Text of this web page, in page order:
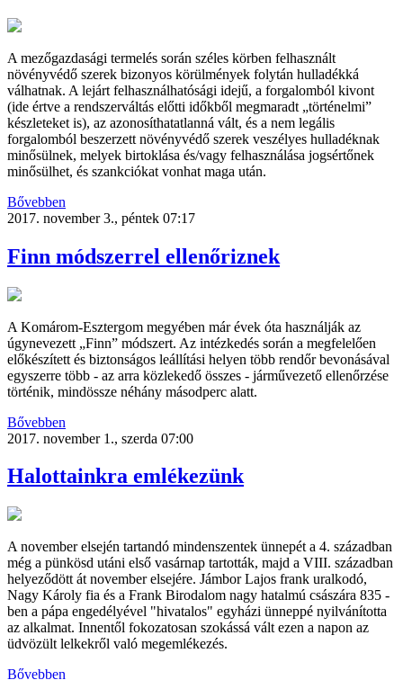
A mezőgazdasági termelés során széles körben felhasznált
növényvédő szerek bizonyos körülmények folytán hulladékká
válhatnak. A lejárt felhasználhatósági idejű, a forgalomból kivont
(ide értve a rendszerváltás előtti időkből megmaradt „történelmi”
készleteket is), az azonosíthatatlanná vált, és a nem legális
forgalomból beszerzett növényvédő szerek veszélyes hulladéknak
minősülnek, melyek birtoklása és/vagy felhasználása jogsértőnek
minősülhet, és szankciókat vonhat maga után.
Bővebben
2017. november 3., péntek 07:17
Finn módszerrel ellenőriznek
A Komárom-Esztergom megyében már évek óta használják az
úgynevezett „Finn” módszert. Az intézkedés során a megfelelően
előkészített és biztonságos leállítási helyen több rendőr bevonásával
egyszerre több - az arra közlekedő összes - járművezető ellenőrzése
történik, mindössze néhány másodperc alatt.
Bővebben
2017. november 1., szerda 07:00
Halottainkra emlékezünk
A november elsején tartandó mindenszentek ünnepét a 4. században
még a pünkösd utáni első vasárnap tartották, majd a VIII. században
helyeződött át november elsejére. Jámbor Lajos frank uralkodó,
Nagy Károly fia és a Frank Birodalom nagy hatalmú császára 835 -
ben a pápa engedélyével "hivatalos" egyházi ünneppé nyilvánította
az alkalmat. Innentől fokozatosan szokássá vált ezen a napon az
üdvözült lelkekről való megemlékezés.
Bővebben